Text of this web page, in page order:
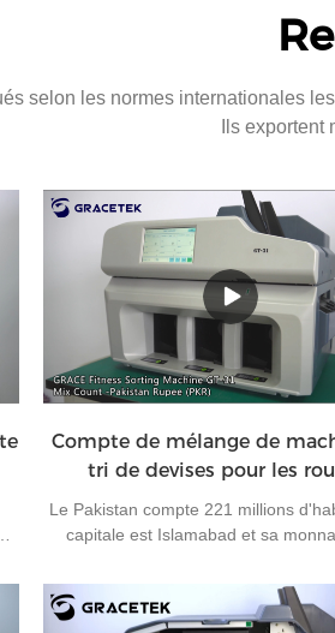
selon les normes internationales
Ils
Compte de mélange de
tri de devises pour les
pakistanaises
Le Pakistan compte 221 millions
capitale est Islamabad et sa
plus utilisées au monde.La banque
de l'argent tous les jours. Sans une